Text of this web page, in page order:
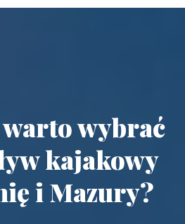
wybrać
kajakowy
i Mazury?